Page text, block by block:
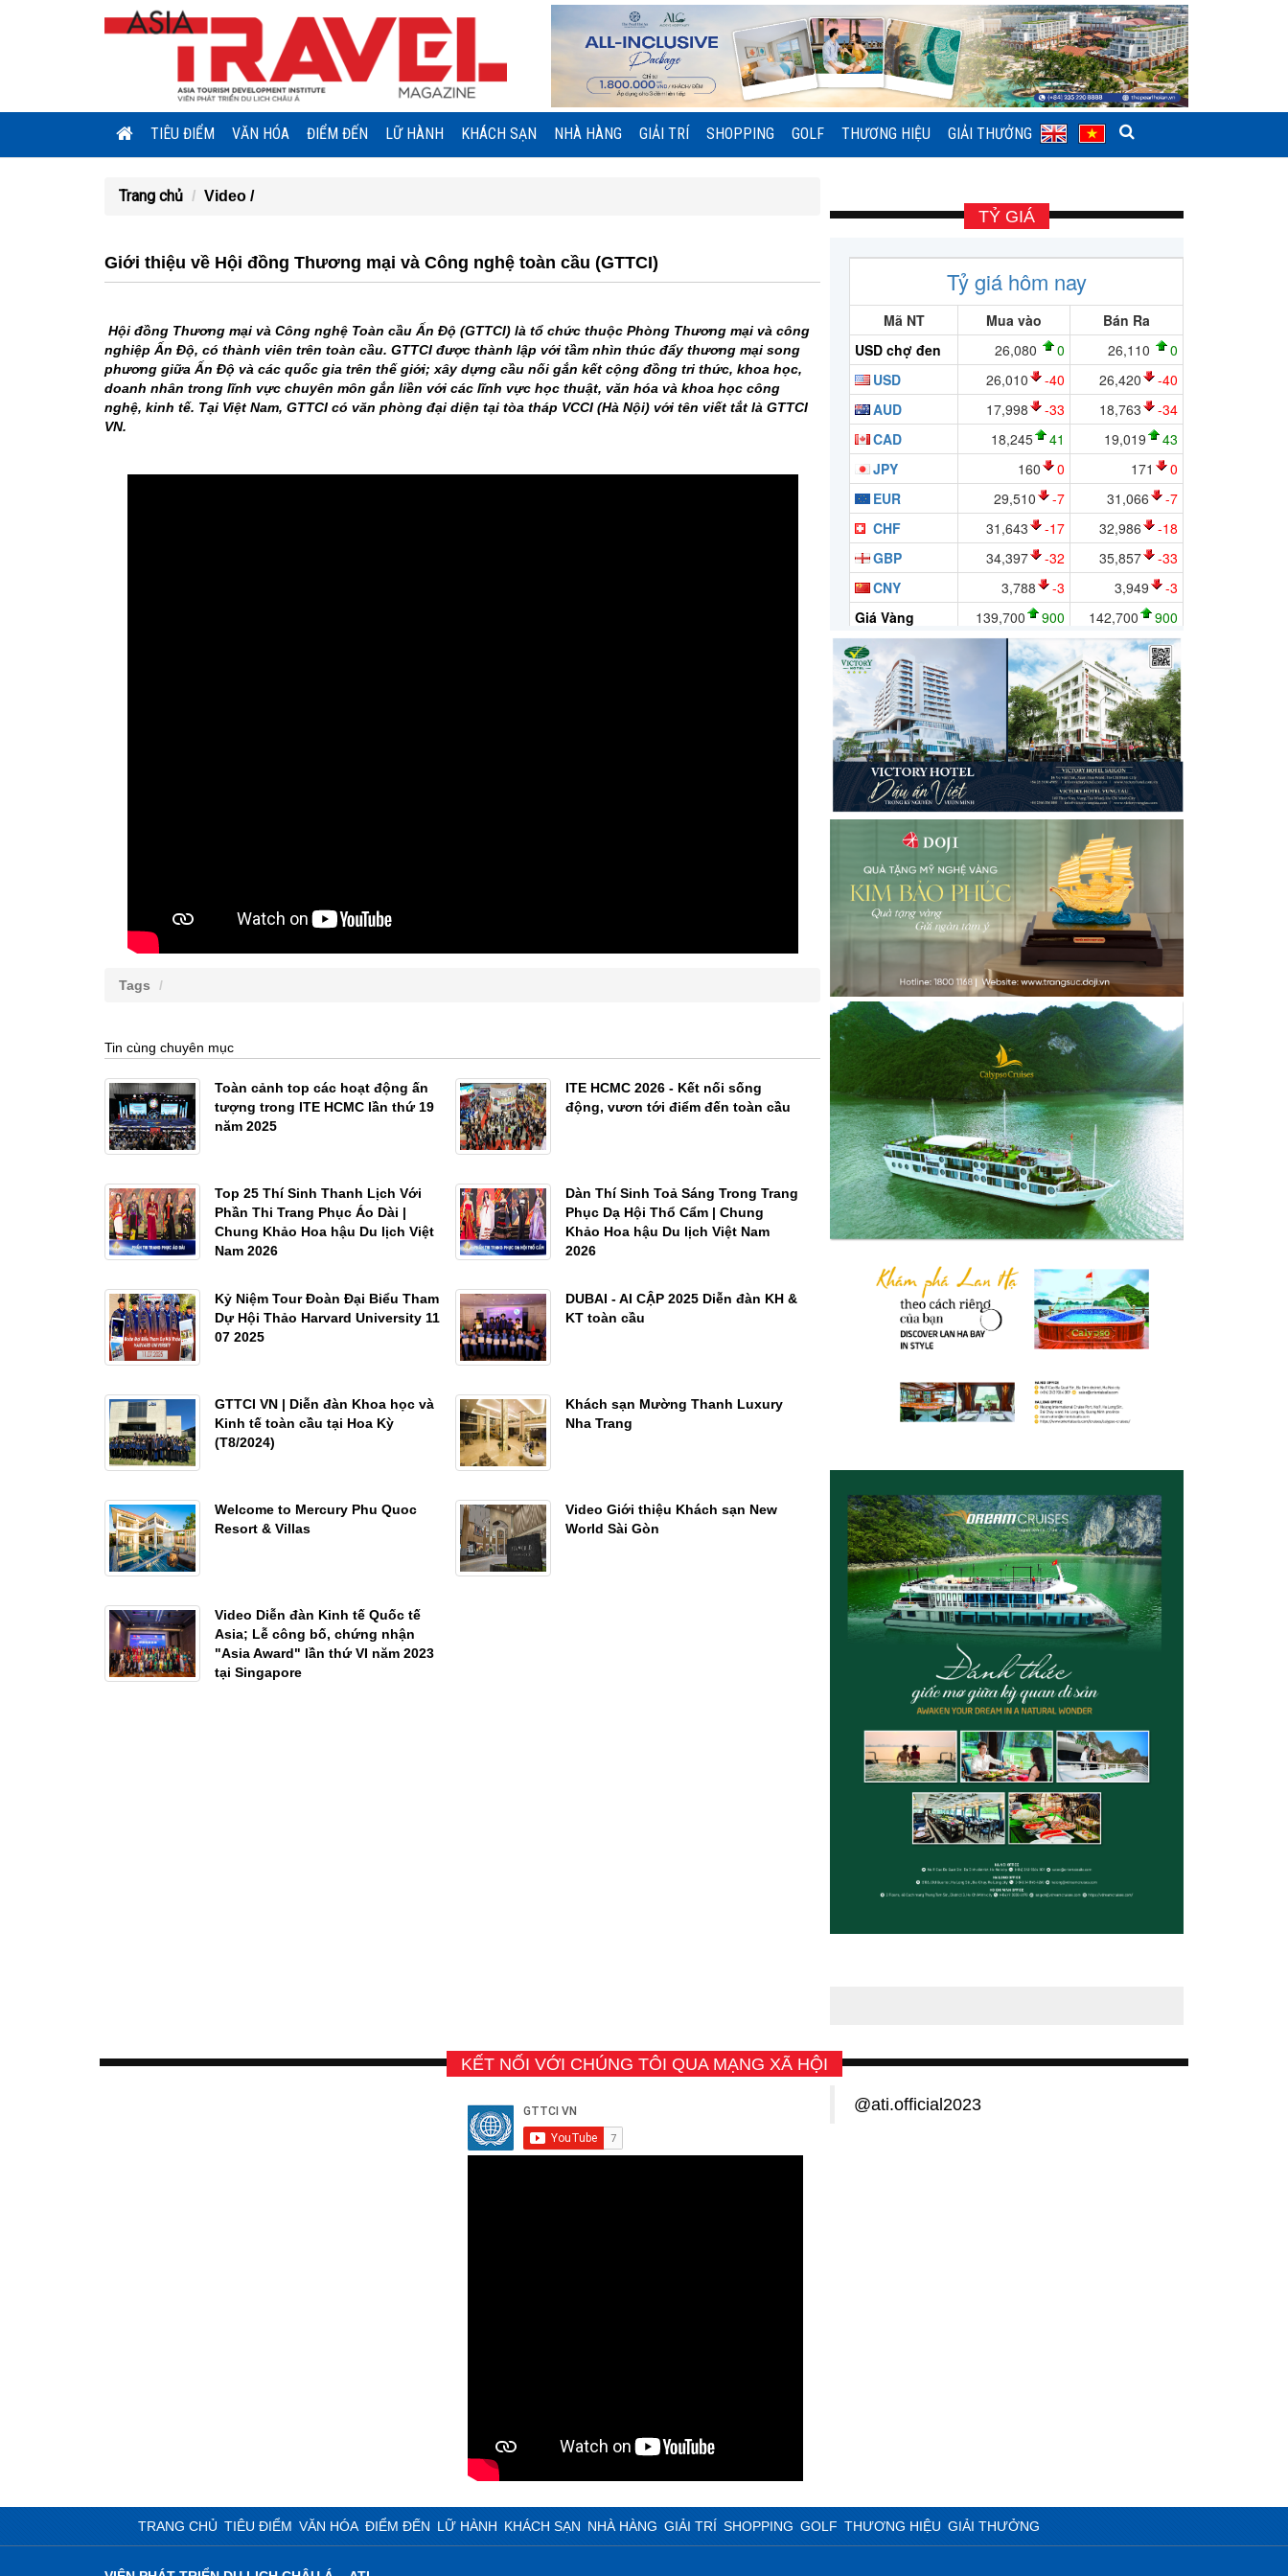
TIÊU ĐIỂM VĂN HÓA ĐIỂM ĐẾN LỮ HÀNH KHÁCH SẠN NHÀ HÀNG GIẢI TRÍ SHOPPING GOLF THƯƠNG HIỆU GIẢI THƯỞNG
Trang chủ Video /
Giới thiệu về Hội đồng Thương mại và Công nghệ toàn cầu (GTTCI)
Hội đồng Thương mại và Công nghệ Toàn cầu Ấn Độ (GTTCI) là tổ chức thuộc Phòng Thương mại và công
nghiệp Ấn Độ, có thành viên trên toàn cầu. GTTCI được thành lập với tầm nhìn thúc đẩy thương mại song
phương giữa Ấn Độ và các quốc gia trên thế giới; xây dựng cầu nối gắn kết cộng đồng tri thức, khoa học,
doanh nhân trong lĩnh vực chuyên môn gắn liền với các lĩnh vực học thuật, văn hóa và khoa học công
nghệ, kinh tế. Tại Việt Nam, GTTCI có văn phòng đại diện tại tòa tháp VCCI (Hà Nội) với tên viết tắt là GTTCI
VN.
Tags
Tin cùng chuyên mục
Toàn cảnh top các hoạt động ấn
tượng trong ITE HCMC lần thứ 19
năm 2025
ITE HCMC 2026 - Kết nối sống
động, vươn tới điểm đến toàn cầu
Top 25 Thí Sinh Thanh Lịch Với
Phần Thi Trang Phục Áo Dài |
Chung Khảo Hoa hậu Du lịch Việt
Nam 2026
Dàn Thí Sinh Toả Sáng Trong Trang
Phục Dạ Hội Thổ Cẩm | Chung
Khảo Hoa hậu Du lịch Việt Nam
2026
Kỷ Niệm Tour Đoàn Đại Biểu Tham
Dự Hội Thảo Harvard University 11
07 2025
DUBAI - AI CẬP 2025 Diễn đàn KH &
KT toàn cầu
GTTCI VN | Diễn đàn Khoa học và
Kinh tế toàn cầu tại Hoa Kỳ
(T8/2024)
Khách sạn Mường Thanh Luxury
Nha Trang
Welcome to Mercury Phu Quoc
Resort & Villas
Video Giới thiệu Khách sạn New
World Sài Gòn
Video Diễn đàn Kinh tế Quốc tế
Asia; Lễ công bố, chứng nhận
"Asia Award" lần thứ VI năm 2023
tại Singapore
TỶ GIÁ
KẾT NỐI VỚI CHÚNG TÔI QUA MẠNG XÃ HỘI
@ati.official2023
TRANG CHỦ TIÊU ĐIỂM VĂN HÓA ĐIỂM ĐẾN LỮ HÀNH KHÁCH SẠN NHÀ HÀNG GIẢI TRÍ SHOPPING GOLF THƯƠNG HIỆU GIẢI THƯỞNG